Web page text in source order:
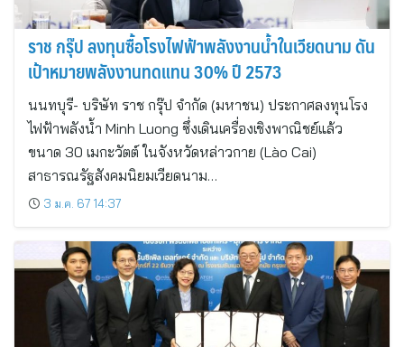
ราช กรุ๊ป ลงทุนซื้อโรงไฟฟ้าพลังงานน้ำในเวียดนาม ดัน
เป้าหมายพลังงานทดแทน 30% ปี 2573
นนทบุรี- บริษัท ราช กรุ๊ป จำกัด (มหาชน) ประกาศลงทุนโรง
ไฟฟ้าพลังน้ำ Minh Luong ซึ่งเดินเครื่องเชิงพาณิชย์แล้ว
ขนาด 30 เมกะวัตต์ ในจังหวัดหล่าวกาย (Lào Cai)
สาธารณรัฐสังคมนิยมเวียดนาม…
3 ม.ค. 67 14:37